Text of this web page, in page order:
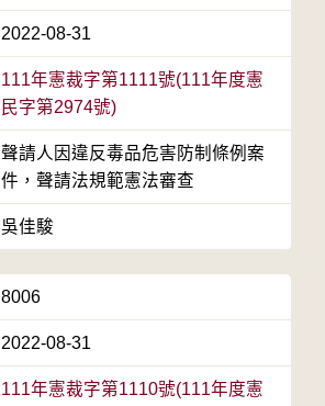
2022-08-31
111年憲裁字第1111號(111年度憲
民字第2974號)
聲請人因違反毒品危害防制條例案
件，聲請法規範憲法審查
吳佳駿
8006
2022-08-31
111年憲裁字第1110號(111年度憲